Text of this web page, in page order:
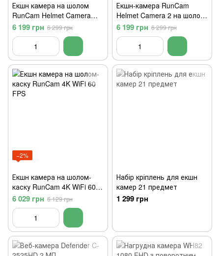
Екшн камера на шолом
RunCam Helmet Camera
MAN (Чорна)
6 199 грн 6 299 грн
Екшн-камера RunCam
Helmet Camera 2 на шолом
із нічним зніманням
водонепроникний
6 199 грн 6 299 грн
−2%
Екшн камера на шолом-
каску RunCam 4K WiFi 60
FPS
6 029 грн 6 129 грн
Набір кріплень для екшн
камер 21 предмет
1 299 грн